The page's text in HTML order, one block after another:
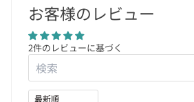
お客様のレビュー
2件のレビューに基づく
Sort by